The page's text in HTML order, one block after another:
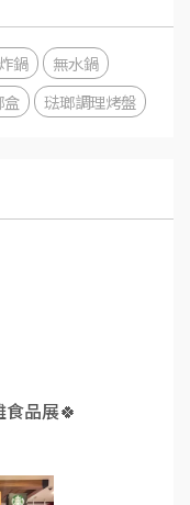
鍋
無水鍋
盒 琺瑯調理烤盤
品展🍀